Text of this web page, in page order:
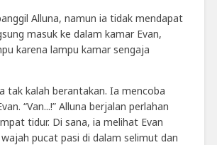
panggil Alluna, namun ia tidak mendapat
masuk ke dalam kamar Evan,
karena lampu kamar sengaja
tak kalah berantakan. Ia mencoba
“Van...!” Alluna berjalan perlahan
tidur. Di sana, ia melihat Evan
pucat pasi di dalam selimut dan